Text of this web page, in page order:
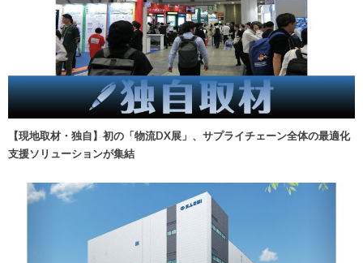
【現地取材・独自】初の「物流DX展」、サプライチェーン全体の最適化
支援ソリューションが集結